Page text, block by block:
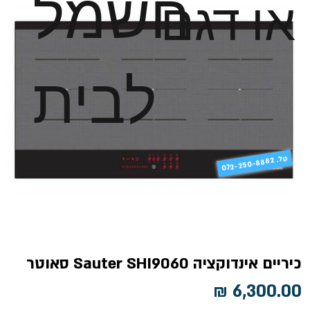
או דגם
לבית
כיריים אינדוקציה Sauter SHI9060 סאוטר
072-250-8882 .טל